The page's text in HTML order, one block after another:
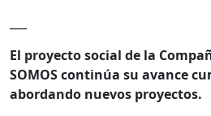
El proyecto social de la
SOMOS continúa su avance
abordando nuevos proyectos.